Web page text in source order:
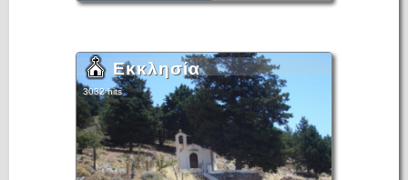
Εκκλησία
3032 hits